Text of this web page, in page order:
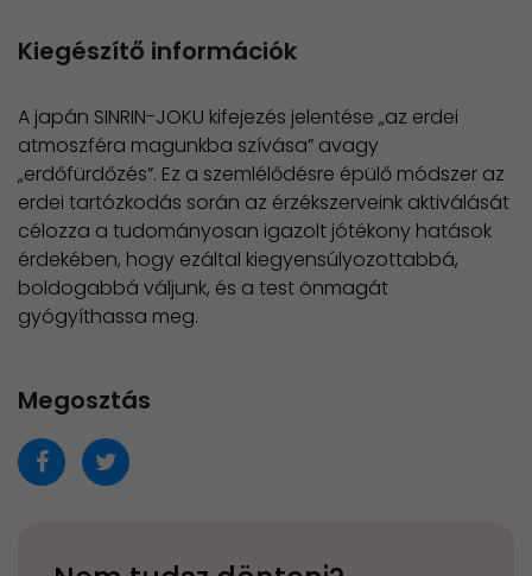
Kiegészítő információk
A japán SINRIN-JOKU kifejezés jelentése „az erdei
atmoszféra magunkba szívása” avagy
„erdőfürdőzés”. Ez a szemlélődésre épülő módszer az
erdei tartózkodás során az érzékszerveink aktiválását
célozza a tudományosan igazolt jótékony hatások
érdekében, hogy ezáltal kiegyensúlyozottabbá,
boldogabbá váljunk, és a test önmagát
gyógyíthassa meg.
Megosztás